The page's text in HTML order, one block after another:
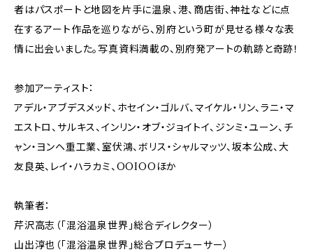
者はパスポートと地図を片手に温泉、港、商店街、神社などに点
在するアート作品を巡りながら、別府という町が見せる様々な表
情に出会いました。写真資料満載の、別府発アートの軌跡と奇跡！
参加アーティスト：
アデル・アブデスメッド、ホセイン・ゴルバ、マイケル・リン、ラニ・マ
エストロ、サルキス、インリン・オブ・ジョイトイ、ジンミ・ユーン、チ
ャン・ヨンヘ重工業、室伏鴻、ボリス・シャルマッツ、坂本公成、大
友良英、レイ・ハラカミ、OOIOOほか
執筆者：
芹沢高志（「混浴温泉世界」総合ディレクター）
山出淳也（「混浴温泉世界」総合プロデューサー）